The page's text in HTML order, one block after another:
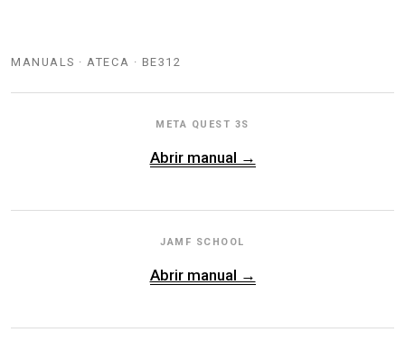
MANUALS · ATECA · BE312
META QUEST 3S
Abrir manual →
JAMF SCHOOL
Abrir manual →